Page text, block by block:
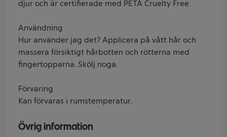
djur och är certifierade med PETA Cruelty Free.
Användning
Hur använder jag det? Applicera på vått hår och
massera försiktigt hårbotten och rötterna med
fingertopparna. Skölj noga.
Förvaring
Kan förvaras i rumstemperatur.
Övrig information